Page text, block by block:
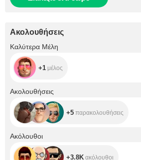
Ακολουθήσεις
Καλύτερα Μέλη
+1
+1 μέλος
Ακολουθήσεις
+5 παρακολουθήσεις
Ακόλουθοι
+3.8K ακόλουθοι